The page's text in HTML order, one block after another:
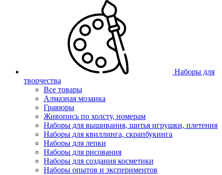
Наборы для
творчества
Все товары
Алмазная мозаика
Гравюры
Живопись по холсту, номерам
Наборы для вышивания, шитья игрушки, плетения
Наборы для квиллинга, скрапбукинга
Наборы для лепки
Наборы для рисования
Наборы для создания косметики
Наборы опытов и экспериментов